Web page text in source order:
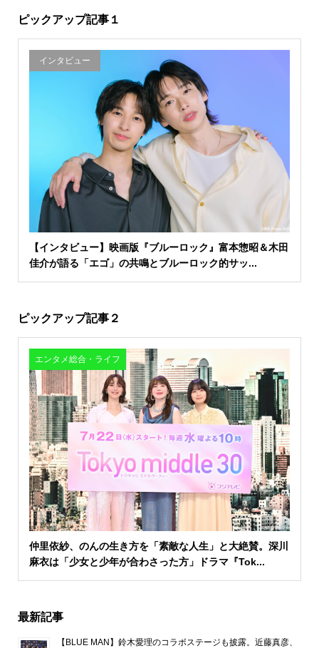
ピックアップ記事１
インタビュー
【インタビュー】映画版『ブルーロック』富本惣昭＆木田
佳介が語る「エゴ」の共鳴とブルーロック的サッ...
ピックアップ記事２
エンタメ総合・ライフ
仲里依紗、のんの生き方を「素敵な人生」と大絶賛。深川
麻衣は「少女と少年が合わさった方」ドラマ『Tok...
最新記事
【BLUE MAN】鈴木愛理のコラボステージも披露。近藤真彦、